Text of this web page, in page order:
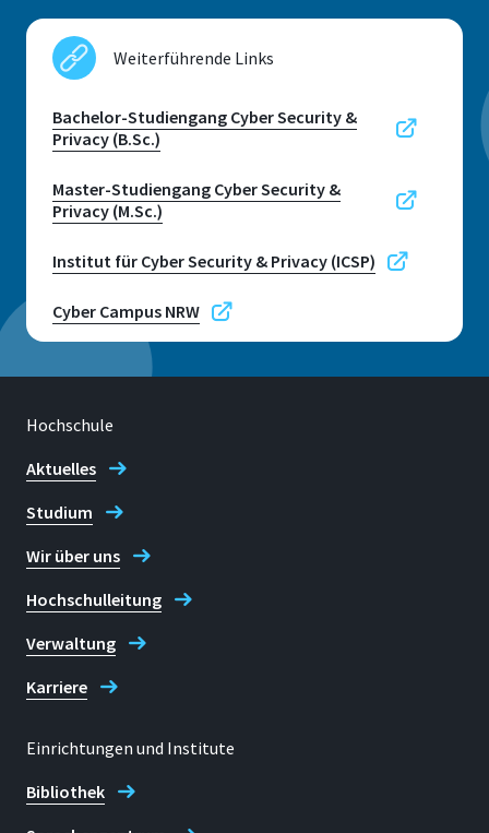
Sankt Augustin
Raum
C 157
Grantham-Allee 20
+49 2241 865 202
+49 2241 865 789 / +49 2241 865 259
Öffentlichkeitsarbeit Informatik
Weiterführende Links
Bachelor-Studiengang Cyber Security &
Privacy (B.Sc.)
Master-Studiengang Cyber Security &
Privacy (M.Sc.)
Institut für Cyber Security & Privacy (ICSP)
Cyber Campus NRW
Hochschule
Aktuelles
Studium
Wir über uns
Hochschulleitung
Verwaltung
Karriere
Einrichtungen und Institute
Bibliothek